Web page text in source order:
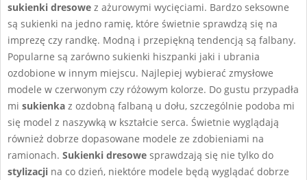
sukienki dresowe z ażurowymi wycięciami. Bardzo seksowne
są sukienki na jedno ramię, które świetnie sprawdzą się na
imprezę czy randkę. Modną i przepiękną tendencją są falbany.
Popularne są zarówno sukienki hiszpanki jaki i ubrania
ozdobione w innym miejscu. Najlepiej wybierać zmysłowe
modele w czerwonym czy różowym kolorze. Do gustu przypadła
mi sukienka z ozdobną falbaną u dołu, szczególnie podoba mi
się model z naszywką w kształcie serca. Świetnie wyglądają
również dobrze dopasowane modele ze zdobieniami na
ramionach. Sukienki dresowe sprawdzają się nie tylko do
stylizacji na co dzień, niektóre modele będą wyglądać dobrze